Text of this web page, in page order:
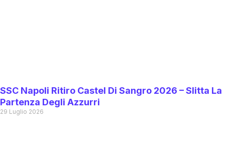
SSC Napoli Ritiro Castel Di Sangro 2026 – Slitta La
Partenza Degli Azzurri
29 Luglio 2026